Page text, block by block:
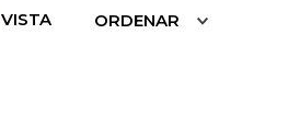
VISTA ORDENAR